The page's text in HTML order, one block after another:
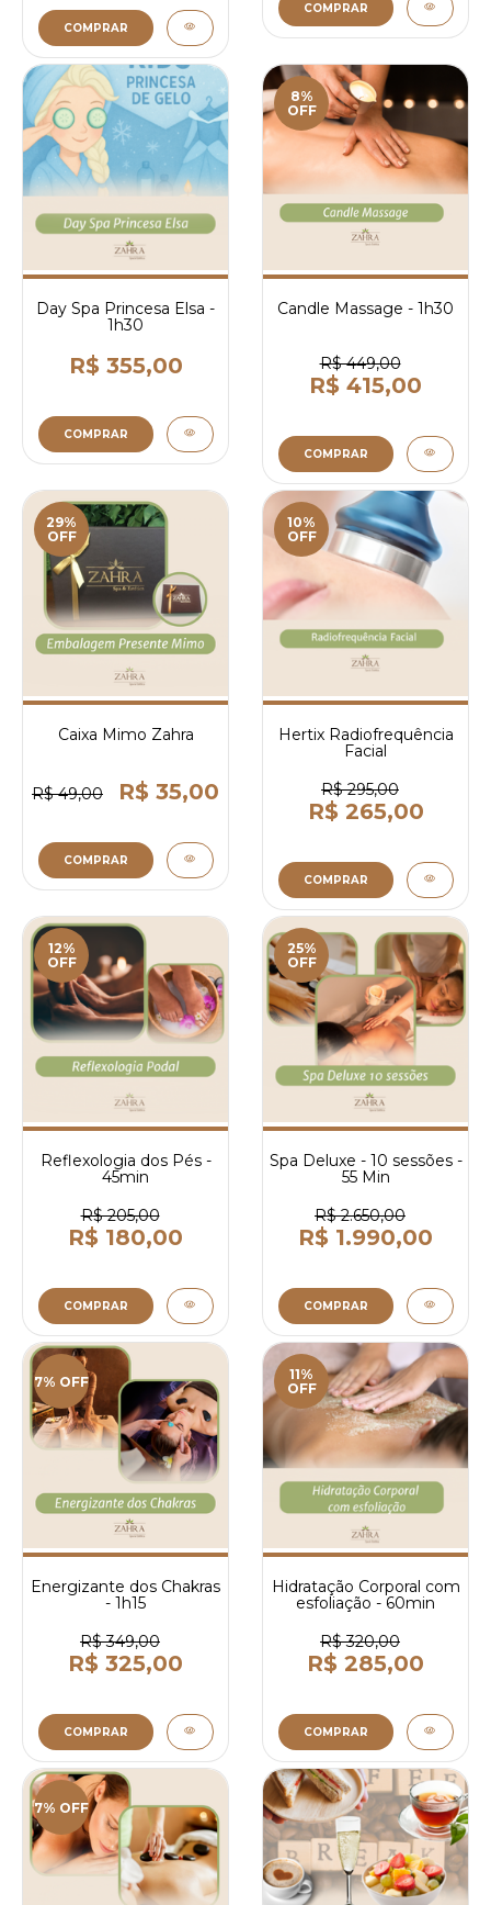
COMPRAR
COMPRAR
Day Spa Princesa Elsa -
1h30
R$ 355,00
COMPRAR
8%
OFF
Candle Massage - 1h30
R$ 449,00
R$ 415,00
COMPRAR
29%
OFF
Caixa Mimo Zahra
R$ 49,00 R$ 35,00
COMPRAR
10%
OFF
Hertix Radiofrequência
Facial
R$ 295,00
R$ 265,00
COMPRAR
12%
OFF
Reflexologia dos Pés -
45min
R$ 205,00
R$ 180,00
COMPRAR
25%
OFF
Spa Deluxe - 10 sessões -
55 Min
R$ 2.650,00
R$ 1.990,00
COMPRAR
7% OFF
Energizante dos Chakras
- 1h15
R$ 349,00
R$ 325,00
COMPRAR
11%
OFF
Hidratação Corporal com
esfoliação - 60min
R$ 320,00
R$ 285,00
COMPRAR
7% OFF